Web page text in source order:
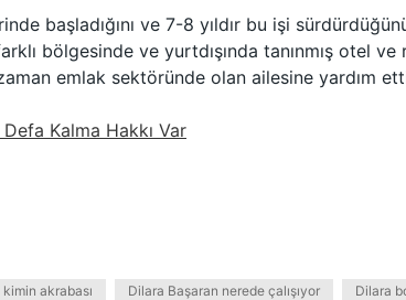
başladığını ve 7-8 yıldır bu işi
bölgesinde ve yurtdışında tanınmış otel
emlak sektöründe olan ailesine yardım
Kalma Hakkı Var
akrabası Dilara Başaran nerede çalışıyor Dilara